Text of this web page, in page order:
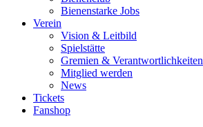
Bienenstarke Jobs
Verein
Vision & Leitbild
Spielstätte
Gremien & Verantwortlichkeiten
Mitglied werden
News
Tickets
Fanshop